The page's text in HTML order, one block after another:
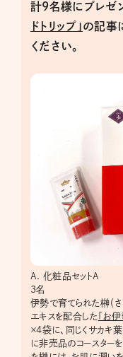
計9名様にプレゼ
ドトリップ」の記事
ください。
A. 化粧品セットA
3名
伊勢で育てられた榊（
エキスを配合した
「お
×4袋に、同じくサカキ
に非売品のコースター